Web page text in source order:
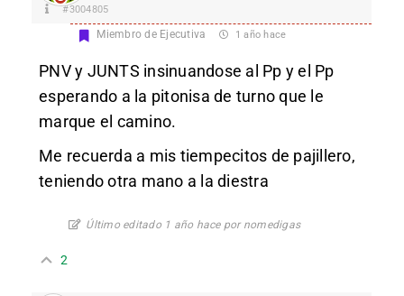
#3004805
Miembro de Ejecutiva 1 año hace
PNV y JUNTS insinuandose al Pp y el Pp
esperando a la pitonisa de turno que le
marque el camino.
Me recuerda a mis tiempecitos de pajillero,
teniendo otra mano a la diestra
Último editado 1 año hace por nomedigas
2